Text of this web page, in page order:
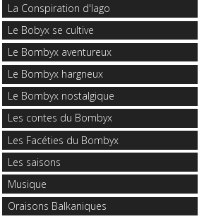
La Conspiration d'Iago
Le Bobyx se cultive
Le Bombyx aventureux
Le Bombyx hargneux
Le Bombyx nostalgique
Les contes du Bombyx
Les Facéties du Bombyx
Les saisons
Musique
Oraisons Balkaniques